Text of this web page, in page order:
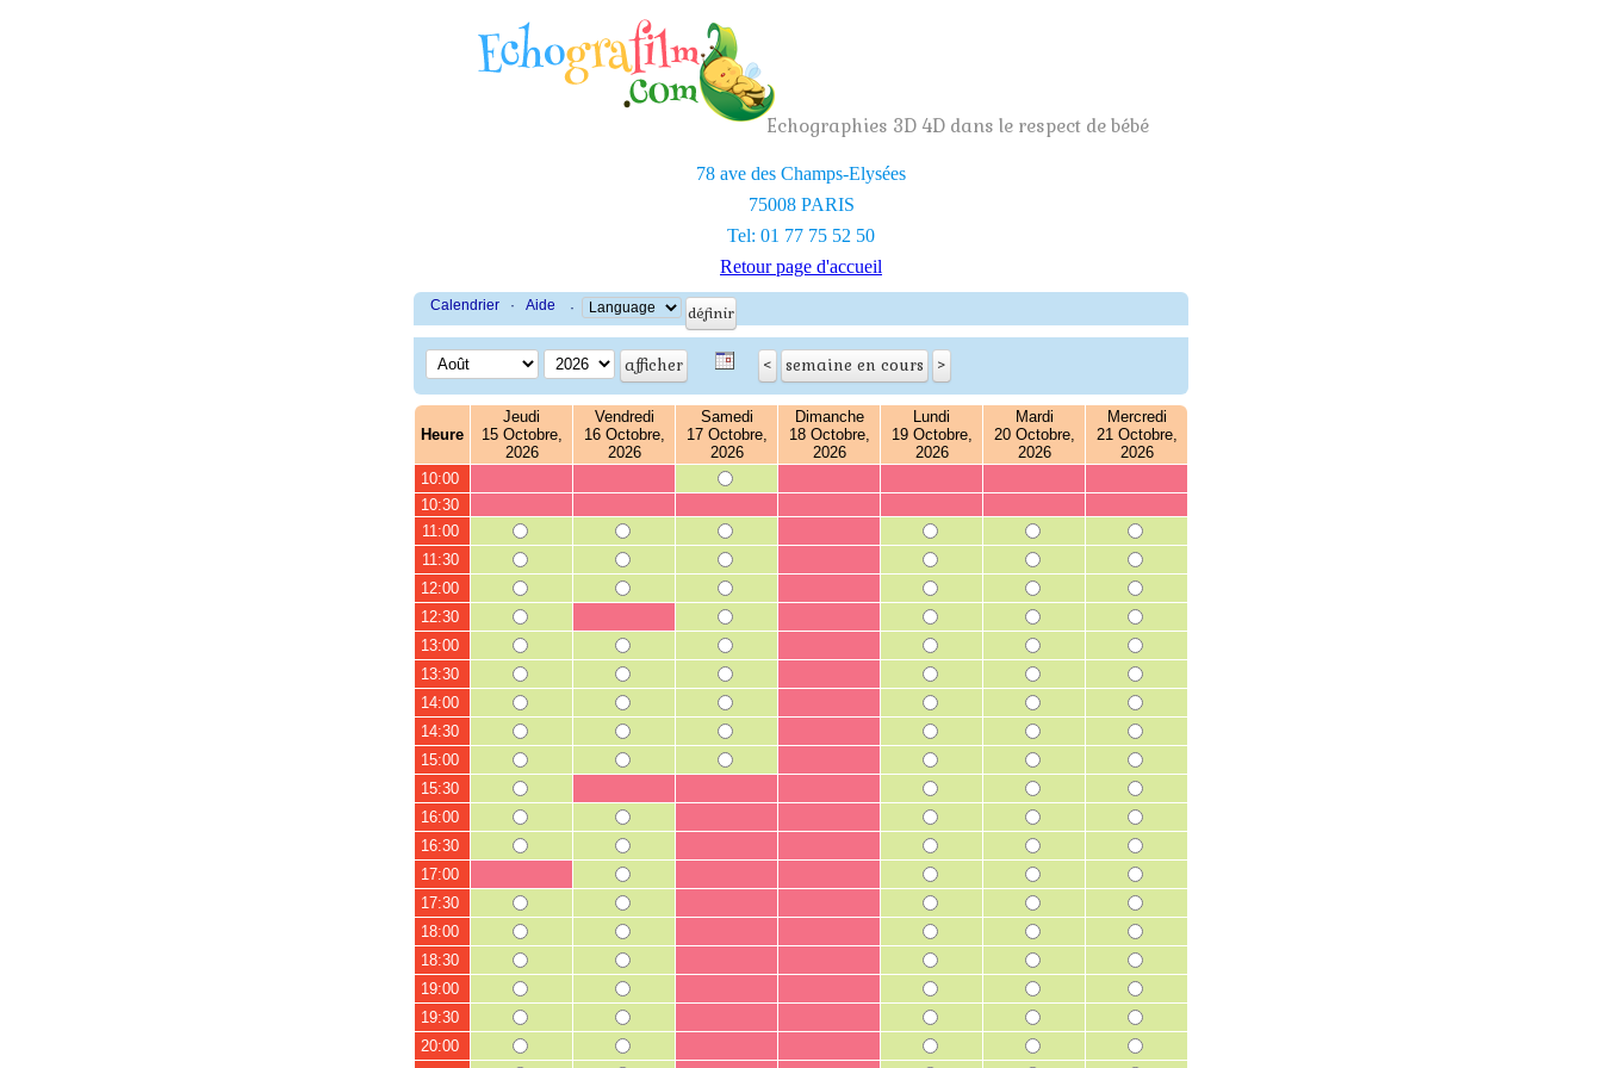
Echographies 3D 4D dans le respect de bébé
78 ave des Champs-Elysées
75008 PARIS
Tel: 01 77 75 52 50
Retour page d'accueil
Calendrier · Aide ·
Heure
Jeudi
15 Octobre,
2026
Vendredi
16 Octobre,
2026
Samedi
17 Octobre,
2026
Dimanche
18 Octobre,
2026
Lundi
19 Octobre,
2026
Mardi
20 Octobre,
2026
Mercredi
21 Octobre,
2026
10:00
10:30
11:00
11:30
12:00
12:30
13:00
13:30
14:00
14:30
15:00
15:30
16:00
16:30
17:00
17:30
18:00
18:30
19:00
19:30
20:00